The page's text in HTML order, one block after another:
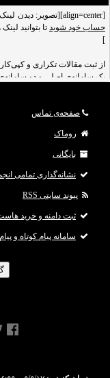
[align=center][تصویر: دیدن لینک ها برای شما امکان پذیر نیست. لطفا
حساب خود شوید تا بتوانید لینک
]
از ثبت مقالات تکراری و
یک سامانه‌ی اصلی و دو
فرهاد شیرانی رئیس مرکز
صفحه‌ی تماس
روماک
بایگانی
نشانه‌گذاری تمامی
پیوند سایتی RSS
ثبت دامنه و خرید
سامانه پیام کوتاه و